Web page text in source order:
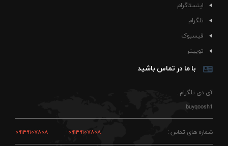
اینستاگرام
تلگرام
فیسبوک
توییتر
با ما در تماس باشید
آی دی تلگرام :
buyqoosh1
شماره های تماس : ۰۹۱۴۹۱۰۷۸۰۸ ۰۹۱۴۹۱۰۷۸۰۸